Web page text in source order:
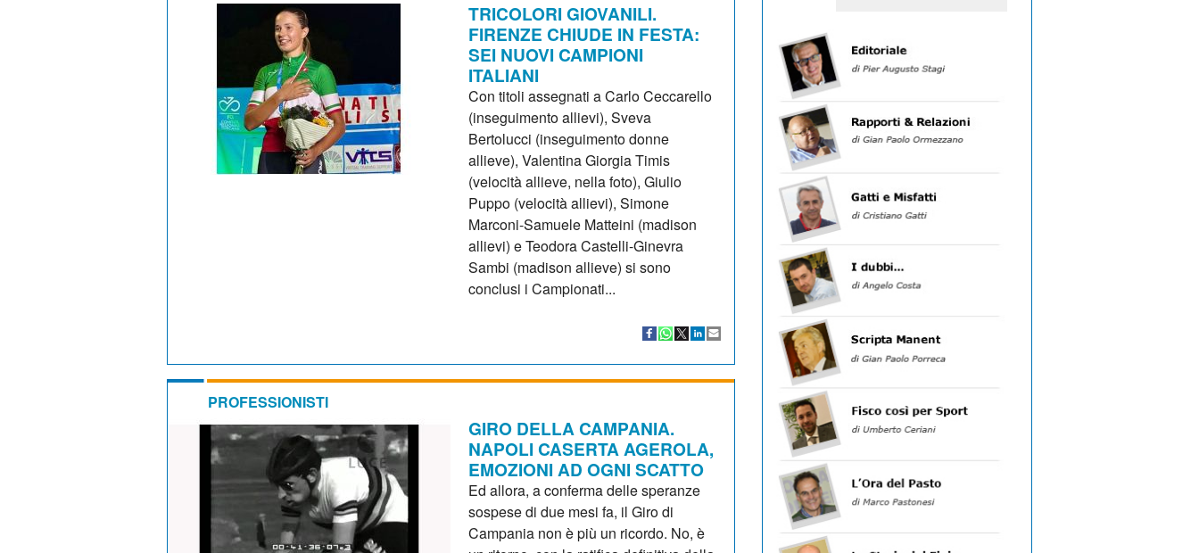
TRICOLORI GIOVANILI.
FIRENZE CHIUDE IN FESTA:
SEI NUOVI CAMPIONI
ITALIANI
Con titoli assegnati a Carlo Ceccarello
(inseguimento allievi), Sveva
Bertolucci (inseguimento donne
allieve), Valentina Giorgia Timis
(velocità allieve, nella foto), Giulio
Puppo (velocità allievi), Simone
Marconi-Samuele Matteini (madison
allievi) e Teodora Castelli-Ginevra
Sambi (madison allieve) si sono
conclusi i Campionati...
PROFESSIONISTI
GIRO DELLA CAMPANIA.
NAPOLI CASERTA AGEROLA,
EMOZIONI AD OGNI SCATTO
Ed allora, a conferma delle speranze
sospese di due mesi fa, il Giro di
Campania non è più un ricordo. No, è